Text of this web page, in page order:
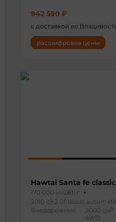
942 590 ₽
с доставкой во
расшифровка цены
Hawtai Santa fe classic
170 000 км2011 г
2010 c9 2.0t diesel
Внедорожник
2000 см 3
4WD